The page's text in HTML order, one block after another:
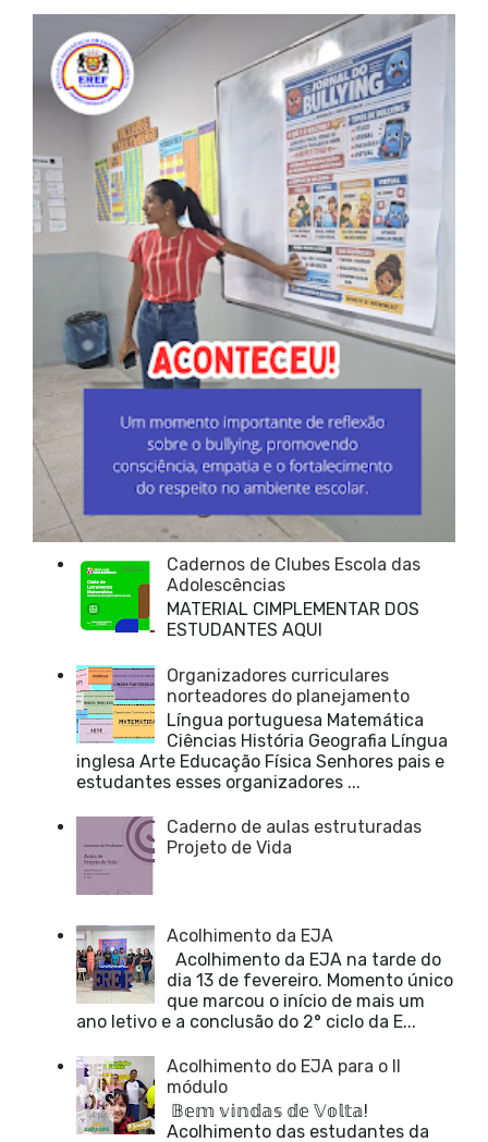
Cadernos de Clubes Escola das
Adolescências
MATERIAL CIMPLEMENTAR DOS
ESTUDANTES AQUI
Organizadores curriculares
norteadores do planejamento
Língua portuguesa Matemática
Ciências História Geografia Língua
inglesa Arte Educação Física Senhores pais e
estudantes esses organizadores ...
Caderno de aulas estruturadas
Projeto de Vida
Acolhimento da EJA
Acolhimento da EJA na tarde do
dia 13 de fevereiro. Momento único
que marcou o início de mais um
ano letivo e a conclusão do 2° ciclo da E...
Acolhimento do EJA para o II
módulo
𝔹𝕖𝕞 𝕧𝕚𝕟𝕕𝕒𝕤 𝕕𝕖 𝕍𝕠𝕝𝕥𝕒!
Acolhimento das estudantes da